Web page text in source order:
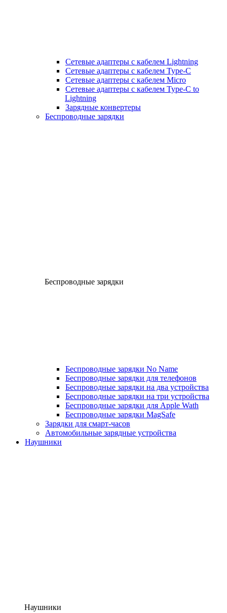
Сетевые адаптеры с кабелем Lightning
Сетевые адаптеры с кабелем Type-C
Сетевые адаптеры с кабелем Micro
Сетевые адаптеры с кабелем Type-C to
Lightning
Зарядные конвертеры
Беспроводные зарядки
Беспроводные зарядки
Беспроводные зарядки No Name
Беспроводные зарядки для телефонов
Беспроводные зарядки на два устройства
Беспроводные зарядки на три устройства
Беспроводные зарядки для Apple Wath
Беспроводные зарядки MagSafe
Зарядки для смарт-часов
Автомобильные зарядные устройства
Наушники
Наушники